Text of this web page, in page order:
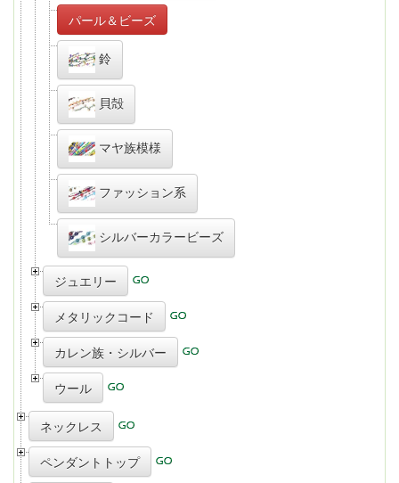
パール＆ビーズ
鈴
貝殻
マヤ族模様
ファッション系
シルバーカラービーズ
ジュエリー
メタリックコード
カレン族・シルバー
ウール
ネックレス
ペンダントトップ